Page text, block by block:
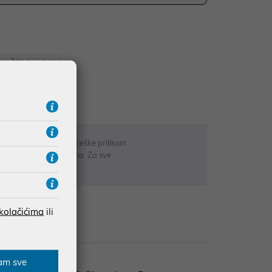
IZNAD 66,36€
opisu proizvoda, greške prilikom
odgovarati artiklima. Za sve
ili
sve